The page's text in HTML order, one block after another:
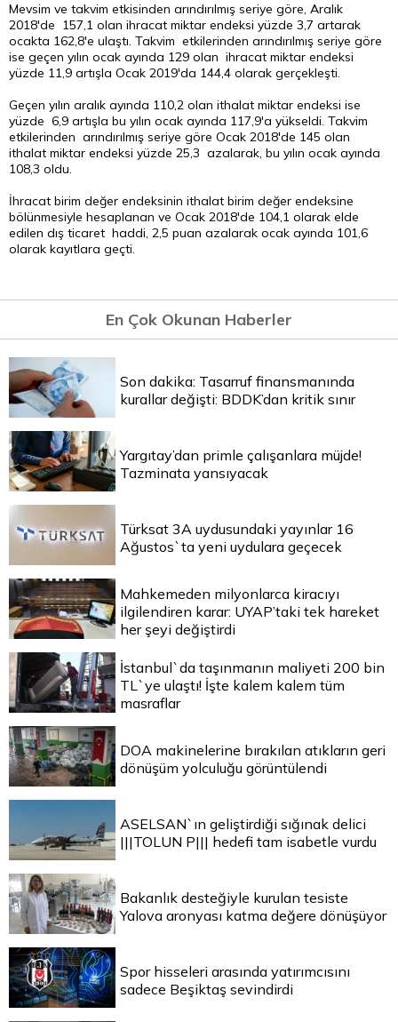
Mevsim ve takvim etkisinden arındırılmış seriye göre, Aralık
2018'de 157,1 olan ihracat miktar endeksi yüzde 3,7 artarak
ocakta 162,8'e ulaştı. Takvim etkilerinden arındırılmış seriye göre
ise geçen yılın ocak ayında 129 olan ihracat miktar endeksi
yüzde 11,9 artışla Ocak 2019'da 144,4 olarak gerçekleşti.
Geçen yılın aralık ayında 110,2 olan ithalat miktar endeksi ise
yüzde 6,9 artışla bu yılın ocak ayında 117,9'a yükseldi. Takvim
etkilerinden arındırılmış seriye göre Ocak 2018'de 145 olan
ithalat miktar endeksi yüzde 25,3 azalarak, bu yılın ocak ayında
108,3 oldu.
İhracat birim değer endeksinin ithalat birim değer endeksine
bölünmesiyle hesaplanan ve Ocak 2018'de 104,1 olarak elde
edilen dış ticaret haddi, 2,5 puan azalarak ocak ayında 101,6
olarak kayıtlara geçti.
En Çok Okunan Haberler
Son dakika: Tasarruf finansmanında
kurallar değişti: BDDK’dan kritik sınır
Yargıtay’dan primle çalışanlara müjde!
Tazminata yansıyacak
Türksat 3A uydusundaki yayınlar 16
Ağustos`ta yeni uydulara geçecek
Mahkemeden milyonlarca kiracıyı
ilgilendiren karar: UYAP’taki tek hareket
her şeyi değiştirdi
İstanbul`da taşınmanın maliyeti 200 bin
TL`ye ulaştı! İşte kalem kalem tüm
masraflar
DOA makinelerine bırakılan atıkların geri
dönüşüm yolculuğu görüntülendi
ASELSAN`ın geliştirdiği sığınak delici
|||TOLUN P||| hedefi tam isabetle vurdu
Bakanlık desteğiyle kurulan tesiste
Yalova aronyası katma değere dönüşüyor
Spor hisseleri arasında yatırımcısını
sadece Beşiktaş sevindirdi